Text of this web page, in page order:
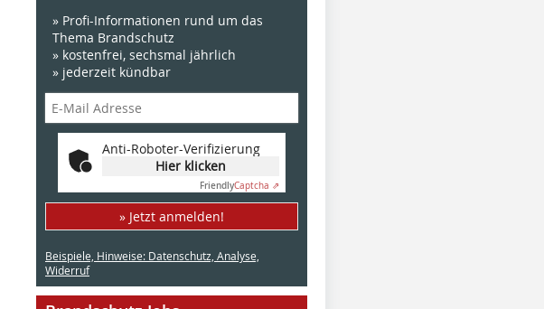
» Profi-Informationen rund um das
Thema Brandschutz
» kostenfrei, sechsmal jährlich
» jederzeit kündbar
Anti-Roboter-Verifizierung
Hier klicken
FriendlyCaptcha ⇗
» Jetzt anmelden!
Beispiele, Hinweise: Datenschutz, Analyse,
Widerruf